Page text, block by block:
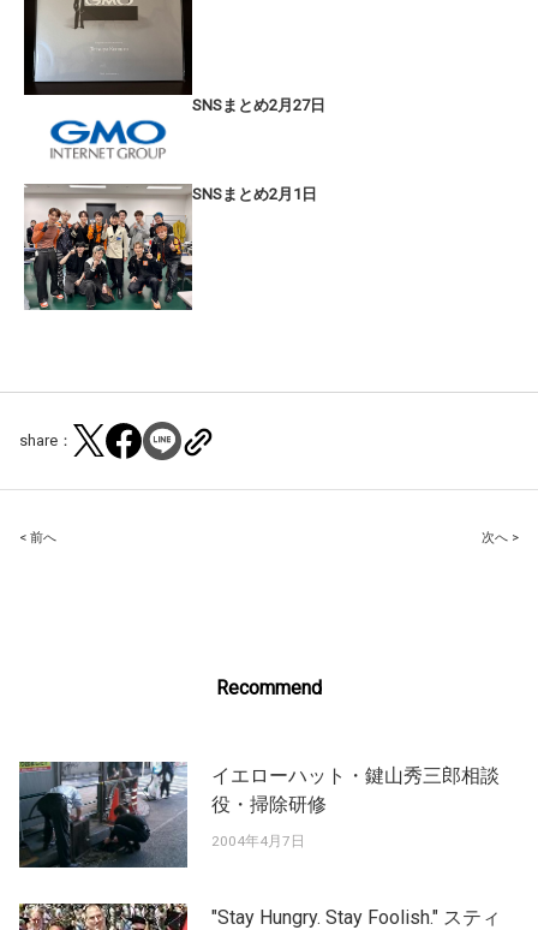
SNSまとめ2月27日
SNSまとめ2月1日
share：
Post
< 前へ 次へ >
Recommend
イエローハット・鍵山秀三郎相談
役・掃除研修
2004年4月7日
"Stay Hungry. Stay Foolish." スティ